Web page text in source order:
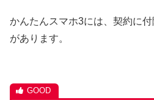
かんたんスマホ3には、契約に
があります。